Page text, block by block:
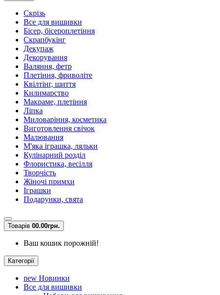
Скрізь
Все для вишивки
Бісер, бісероплетіння
Скрапбукінг
Декупаж
Декорування
Валяння, фетр
Плетіння, фриволіте
Квілтінг, шиття
Килимарство
Макраме, плетіння
Ліпка
Миловаріння, косметика
Виготовлення свічок
Малювання
М'яка іграшка, ляльки
Кулінарний розділ
Флористика, весілля
Творчість
Жіночі примхи
Іграшки
Подарунки, свята
Товарів 00.00грн.
Ваш кошик порожній!
Категорії
new Новинки
Все для вишивки